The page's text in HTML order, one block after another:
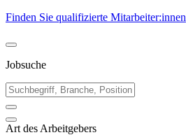
Finden Sie qualifizierte Mitarbeiter:innen
Jobsuche
Art des Arbeitgebers